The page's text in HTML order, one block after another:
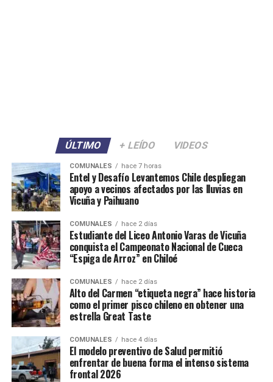
ÚLTIMO + LEÍDO VIDEOS
COMUNALES hace 7 horas
Entel y Desafío Levantemos Chile despliegan
apoyo a vecinos afectados por las lluvias en
Vicuña y Paihuano
COMUNALES hace 2 días
Estudiante del Liceo Antonio Varas de Vicuña
conquista el Campeonato Nacional de Cueca
“Espiga de Arroz” en Chiloé
COMUNALES hace 2 días
Alto del Carmen “etiqueta negra” hace historia
como el primer pisco chileno en obtener una
estrella Great Taste
COMUNALES hace 4 días
El modelo preventivo de Salud permitió
enfrentar de buena forma el intenso sistema
frontal 2026